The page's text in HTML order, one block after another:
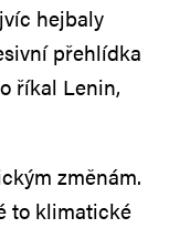
hejbaly
přehlídka
říkal Lenin,
změnám.
to klimatické